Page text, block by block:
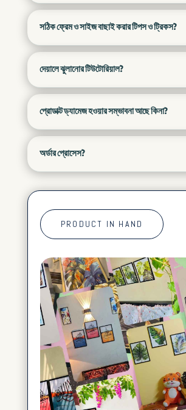
সঠিক ফ্রেম ও সাইজ বাছাই করার টিপস ও ট্রিকস?
দেয়ালে ঝুলানোর টিউটোরিয়াল?
প্রোডাক্ট ড্যামেজ হওয়ার সম্ভাবনা আছে কিনা?
অর্ডার প্রোসেস?
PRODUCT IN HAND